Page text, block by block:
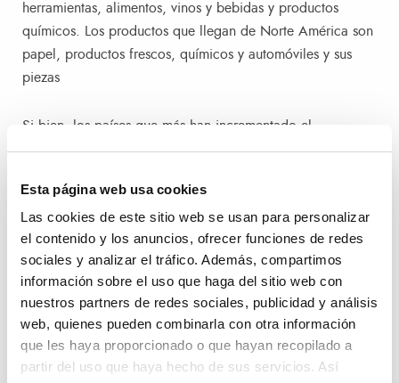
Esta página web usa cookies
Las cookies de este sitio web se usan para personalizar
el contenido y los anuncios, ofrecer funciones de redes
sociales y analizar el tráfico. Además, compartimos
información sobre el uso que haga del sitio web con
nuestros partners de redes sociales, publicidad y análisis
web, quienes pueden combinarla con otra información
que les haya proporcionado o que hayan recopilado a
partir del uso que haya hecho de sus servicios. Así
herramientas, alimentos, vinos y bebidas y productos
químicos. Los productos que llegan de Norte América son
papel, productos frescos, químicos y automóviles y sus
piezas
Si bien, los países que más han incrementado el
porcentaje de intercambio de toneladas de mercancías en
Otros países que han reforzado su “visibilidad estadística”
son Argelia y Turquía, con aumentos de sus tráficos
(toneladas) del +24,88% y del +23,73%. También han
sido relevantes los incrementos con Israel +25,22%.
Balance anual
El Consejo de Administración de la Autoridad Portuaria de